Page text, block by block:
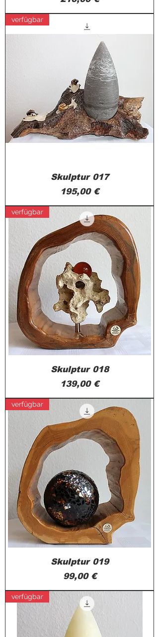
verfügbar
Skulptur 017
Preis
195,00 €
verfügbar
Skulptur 018
Preis
139,00 €
verfügbar
Skulptur 019
Preis
99,00 €
verfügbar